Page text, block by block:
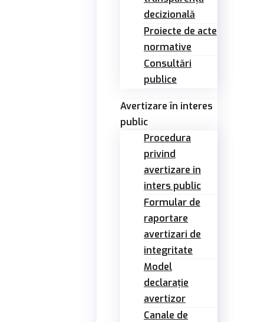
decizională
Proiecte de acte
normative
Consultări
publice
Avertizare în interes
public
Procedura
privind
avertizare in
inters public
Formular de
raportare
avertizari de
integritate
Model
declarație
avertizor
Canale de